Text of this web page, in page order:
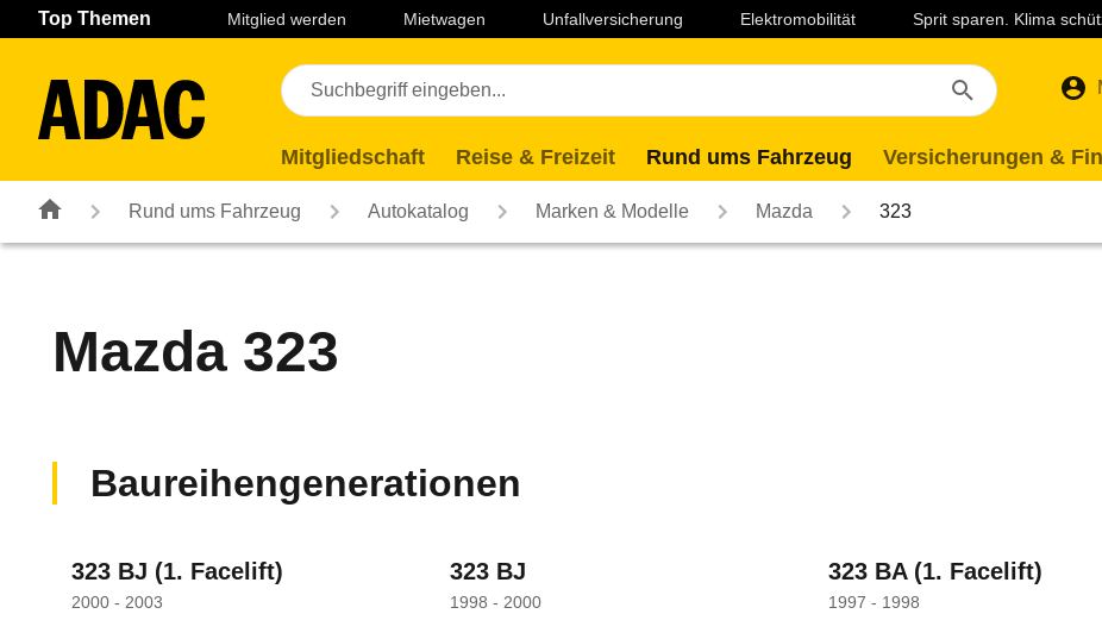
Navigation Seiteninhalt Fußzeile
Top Themen Mitglied werden Mietwagen Unfallversicherung Elektromobilität Sprit sparen. Klima
Mitgliedschaft Reise & Freizeit Rund ums Fahrzeug Versicherungen &
Rund ums Fahrzeug Autokatalog Marken & Modelle Mazda 323
Mazda 323
Baureihengenerationen
323 BJ (1. Facelift)
2000 - 2003
323 BJ
1998 - 2000
323 BA(1. Facelift)
1997 - 1998